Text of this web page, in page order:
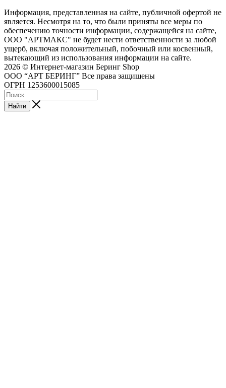
Информация, представленная на сайте, публичной офертой не
является. Несмотря на то, что были приняты все меры по
обеспечению точности информации, содержащейся на сайте,
ООО "АРТМАКС" не будет нести ответственности за любой
ущерб, включая положительный, побочный или косвенный,
вытекающий из использования информации на сайте.
2026 © Интернет-магазин Беринг Shop
ООО “АРТ БЕРИНГ” Все права защищены
ОГРН 1253600015085
Найти